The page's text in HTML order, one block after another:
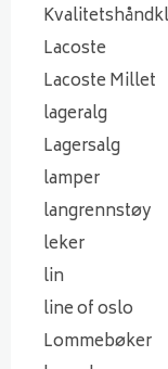
Lacoste
Lacoste Millet
lageralg
Lagersalg
lamper
langrennstøy
leker
lin
line of oslo
Lommebøker